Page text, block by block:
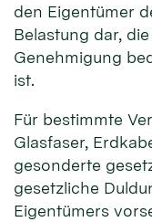
den Eigentümer
Belastung dar,
Genehmigung
ist.
Für bestimmte
Glasfaser,
gesonderte
gesetzliche
Eigentümers